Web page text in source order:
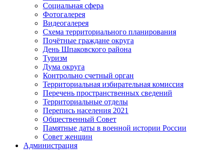
Социальная сфера
Фотогалерея
Видеогалерея
Схема территориального планирования
Почётные граждане округа
День Шпаковского района
Туризм
Дума округа
Контрольно счетный орган
Территориальная избирательная комиссия
Перечень пространственных сведений
Территориальные отделы
Перепись населения 2021
Общественный Совет
Памятные даты в военной истории России
Совет женщин
Администрация